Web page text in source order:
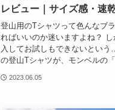
レビュー｜サイズ感・速
登山用のTシャツって色んなブ
ればいいのか迷いますよね？
入してお試しもできないとい
の登山Tシャツが、モンベルの
2023.06.05